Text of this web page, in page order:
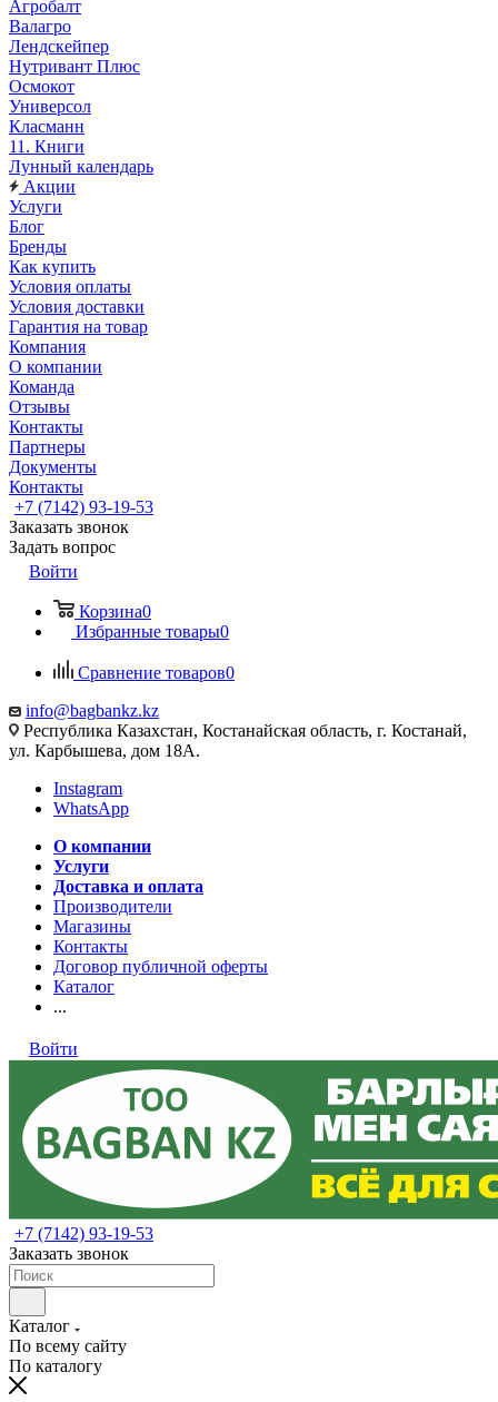
Агробалт
Валагро
Лендскейпер
Нутривант Плюс
Осмокот
Универсол
Класманн
11. Книги
Лунный календарь
Акции
Услуги
Блог
Бренды
Как купить
Условия оплаты
Условия доставки
Гарантия на товар
Компания
О компании
Команда
Отзывы
Контакты
Партнеры
Документы
Контакты
+7 (7142) 93-19-53
Заказать звонок
Задать вопрос
Войти
Корзина0
Избранные товары0
Сравнение товаров0
info@bagbankz.kz
Республика Казахстан, Костанайская область, г. Костанай,
ул. Карбышева, дом 18А.
Instagram
WhatsApp
О компании
Услуги
Доставка и оплата
Производители
Магазины
Контакты
Договор публичной оферты
Каталог
...
Войти
+7 (7142) 93-19-53
Заказать звонок
Каталог
По всему сайту
По каталогу